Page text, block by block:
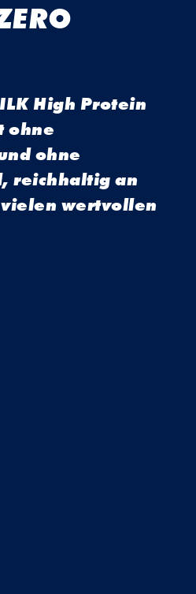
High Protein
ohne
ohne
reichhaltig an
wertvollen